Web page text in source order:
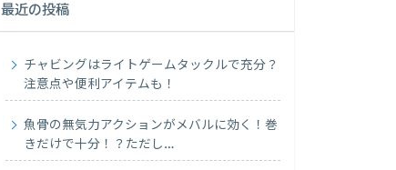
最近の投稿
チャビングはライトゲームタックルで充分？
注意点や便利アイテムも！
魚骨の無気力アクションがメバルに効く！巻
きだけで十分！？ただし…